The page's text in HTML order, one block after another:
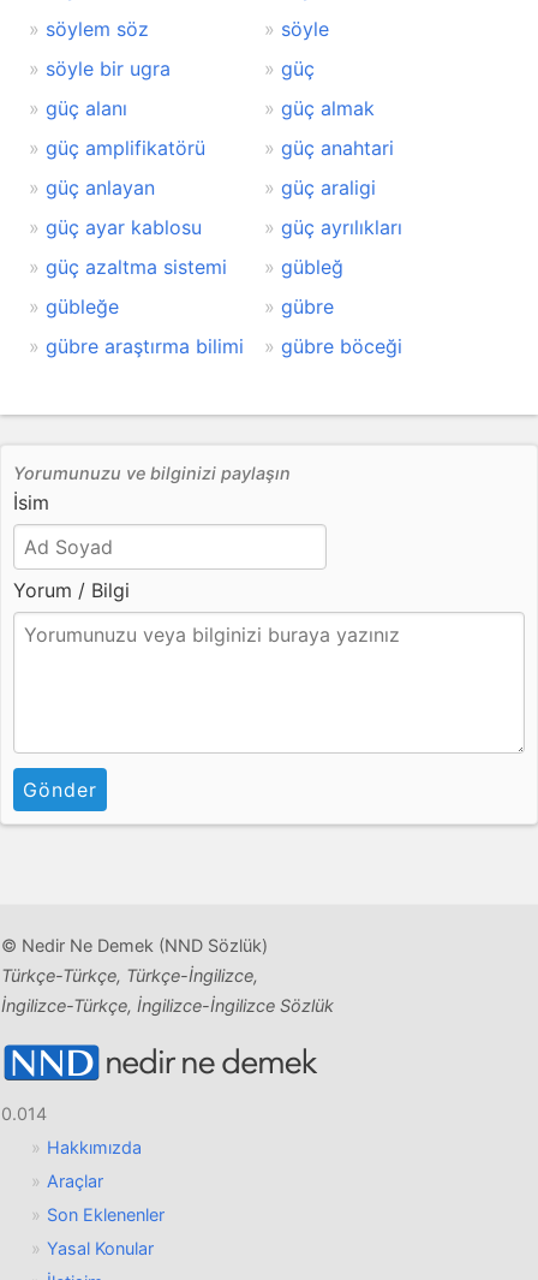
söylem söz
söyle
söyle bir ugra
güç
güç alanı
güç almak
güç amplifikatörü
güç anahtari
güç anlayan
güç araligi
güç ayar kablosu
güç ayrılıkları
güç azaltma sistemi
gübleğ
gübleğe
gübre
gübre araştırma bilimi
gübre böceği
Yorumunuzu ve bilginizi paylaşın
İsim
Yorum / Bilgi
Gönder
© Nedir Ne Demek (NND Sözlük)
Türkçe-Türkçe, Türkçe-İngilizce,
İngilizce-Türkçe, İngilizce-İngilizce Sözlük
0.014
Hakkımızda
Araçlar
Son Eklenenler
Yasal Konular